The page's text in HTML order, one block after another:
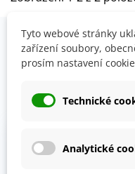
OVĚŘENO
Prohlédněte si
Vždy mi přišla
Tyto webové stránky
zařízení soubory,
prosím nastavení
Technické
Analytické